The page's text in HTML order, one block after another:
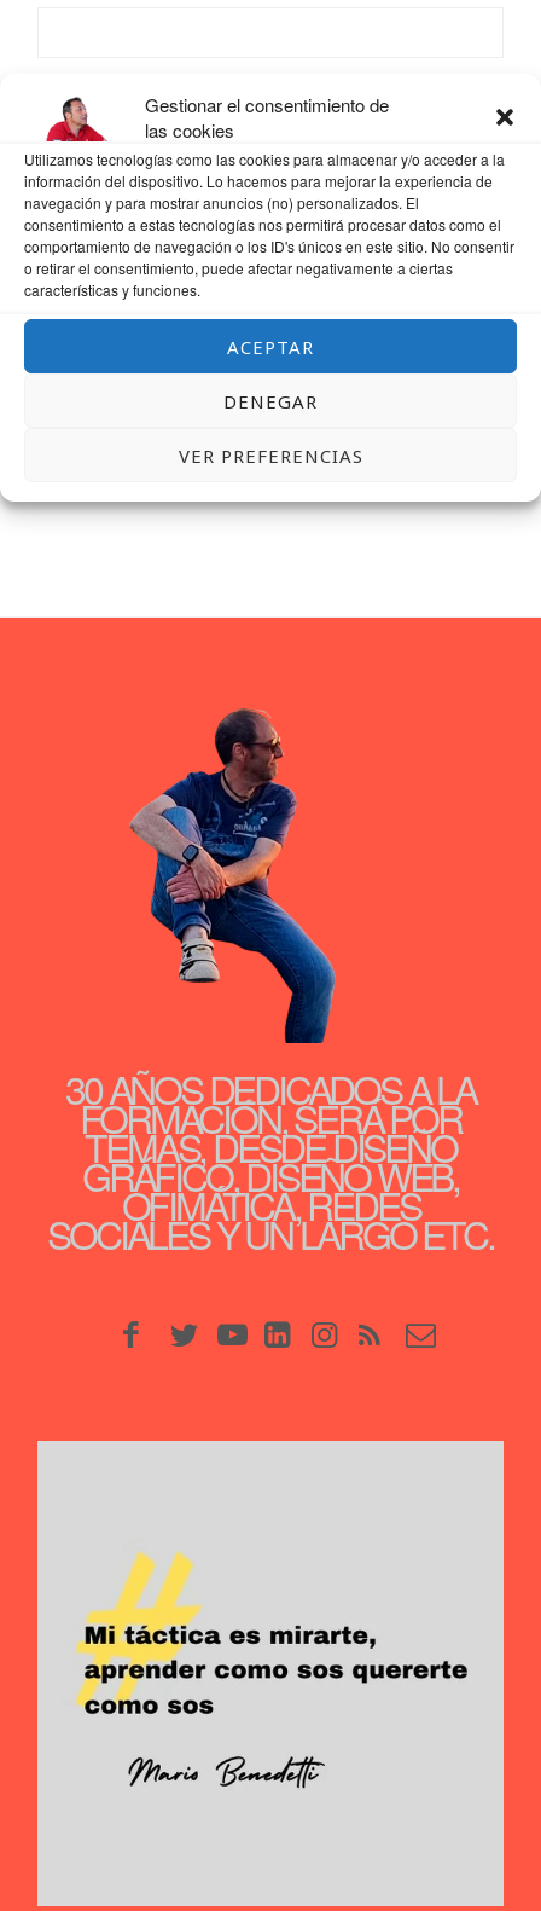
Gestionar el consentimiento de
las cookies
Utilizamos tecnologías como las cookies para almacenar y/o acceder a la
información del dispositivo. Lo hacemos para mejorar la experiencia de
navegación y para mostrar anuncios (no) personalizados. El
consentimiento a estas tecnologías nos permitirá procesar datos como el
comportamiento de navegación o los ID's únicos en este sitio. No consentir
o retirar el consentimiento, puede afectar negativamente a ciertas
características y funciones.
ACEPTAR
DENEGAR
VER PREFERENCIAS
CORREO ELECTRÓNICO*
WEB
PARA LA PRÓXIMA VEZ QUE COMENTE.
30 AÑOS DEDICADOS A LA
FORMACIÓN, SERÁ POR
TEMAS, DESDE DISEÑO
GRÁFICO, DISEÑO WEB,
OFIMÁTICA, REDES
SOCIALES Y UN LARGO ETC.